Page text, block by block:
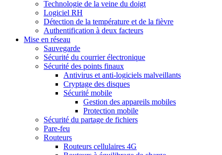
Technologie de la veine du doigt
Logiciel RH
Détection de la température et de la fièvre
Authentification à deux facteurs
Mise en réseau
Sauvegarde
Sécurité du courrier électronique
Sécurité des points finaux
Antivirus et anti-logiciels malveillants
Cryptage des disques
Sécurité mobile
Gestion des appareils mobiles
Protection mobile
Sécurité du partage de fichiers
Pare-feu
Routeurs
Routeurs cellulaires 4G